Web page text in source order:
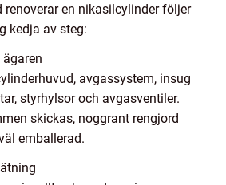
renoverar en nikasilcylinder följer
kedja av steg:
avgassystem, insug
styrhylsor och avgasventiler.
skickas, noggrant rengjord
emballerad.